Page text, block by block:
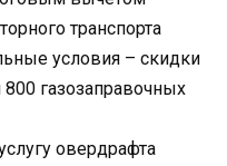
транспорта
условия – скидки
газозаправочных
овердрафта